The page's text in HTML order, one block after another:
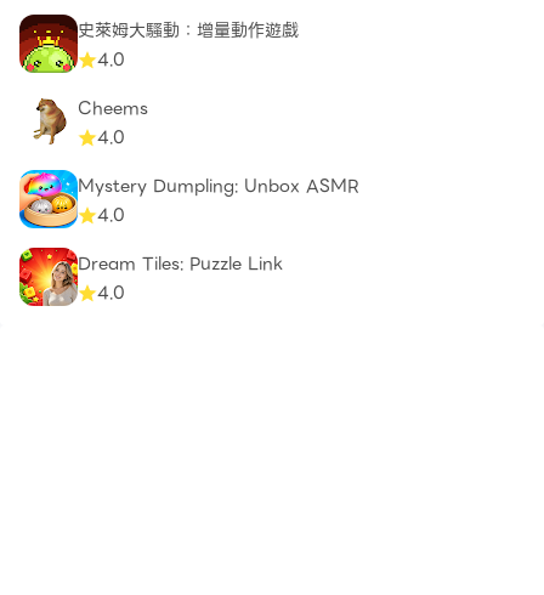
史萊姆大騷動：增量動作遊戲
4.0
Cheems
4.0
Mystery Dumpling: Unbox ASMR
4.0
Dream Tiles: Puzzle Link​
4.0